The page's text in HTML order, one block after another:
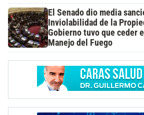
El Senado dio media
Inviolabilidad de la
Gobierno tuvo que ceder
Manejo del Fuego